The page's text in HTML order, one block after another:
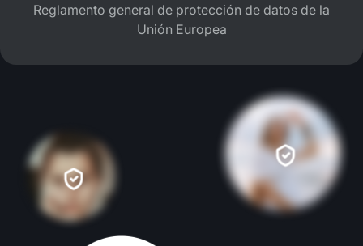
Reglamento general de protección de datos de la
Unión Europea